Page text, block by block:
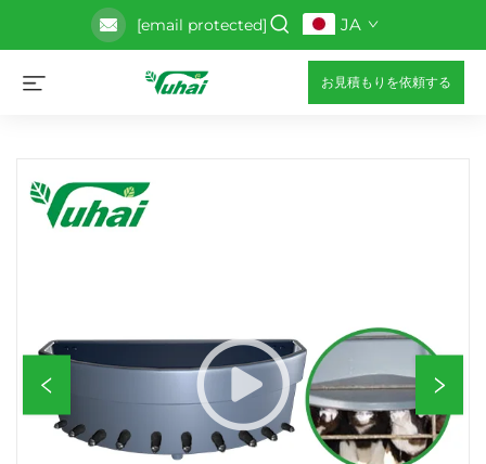
[email protected] JA
お見積もりを依頼する